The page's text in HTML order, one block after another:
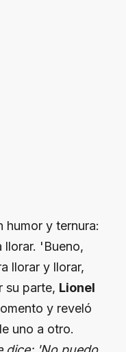
humor y ternura:
llorar. 'Bueno,
llorar y llorar,
su parte, Lionel
y reveló
uno a otro.